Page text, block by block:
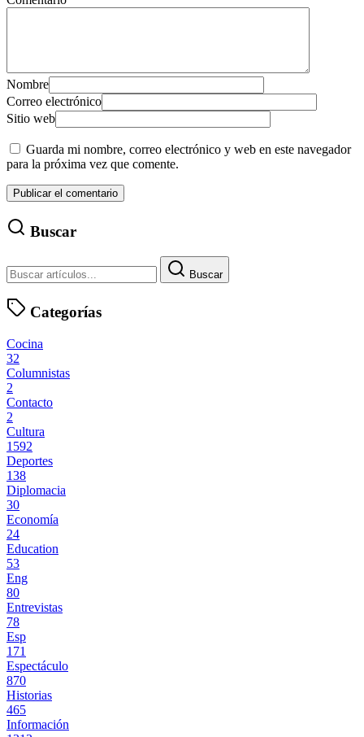
Nombre
Correo electrónico
Sitio web
Guarda mi nombre, correo electrónico y web en este navegador
para la próxima vez que comente.
Buscar
Buscar
Categorías
Cocina
32
Columnistas
2
Contacto
2
Cultura
1592
Deportes
138
Diplomacia
30
Economía
24
Education
53
Eng
80
Entrevistas
78
Esp
171
Espectáculo
870
Historias
465
Información